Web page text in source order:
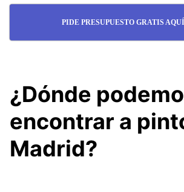
PIDE PRESUPUESTO GRATIS AQUÍ
¿Dónde
encontrar a
Madrid?